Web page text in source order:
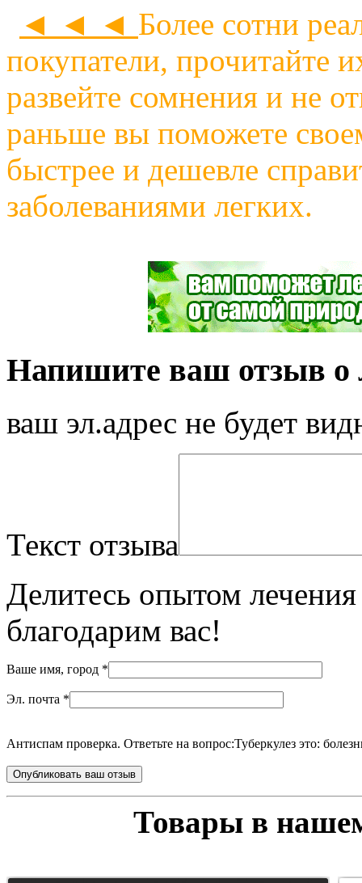
◄ ◄ ◄ Более сотни
покупатели, прочитайте
развейте сомнения и не
раньше вы поможете
быстрее и дешевле
заболеваниями легких.
Напишите ваш отзыв о
ваш эл.адрес не будет
Текст отзыва
Делитесь опытом
благодарим вас!
Ваше имя, город *
Эл. почта *
Антиспам проверка. Ответьте на вопрос:Туберкулез это:
Товары в